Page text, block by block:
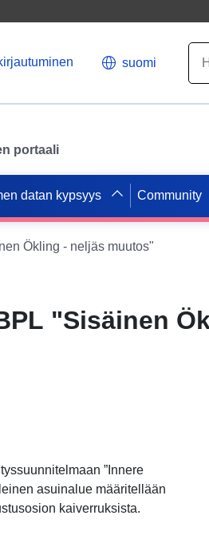
suomi
portaali
datan kypsyys Community
Ökling - neljäs muutos"
"Sisäinen
”Innere
asuinalue määritellään
kaiverruksista.